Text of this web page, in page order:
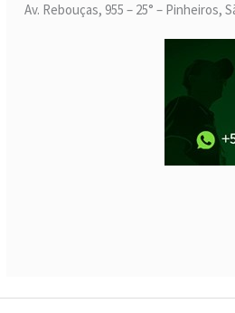
Av. Rebouças, 955 – 25° – Pinheiros,